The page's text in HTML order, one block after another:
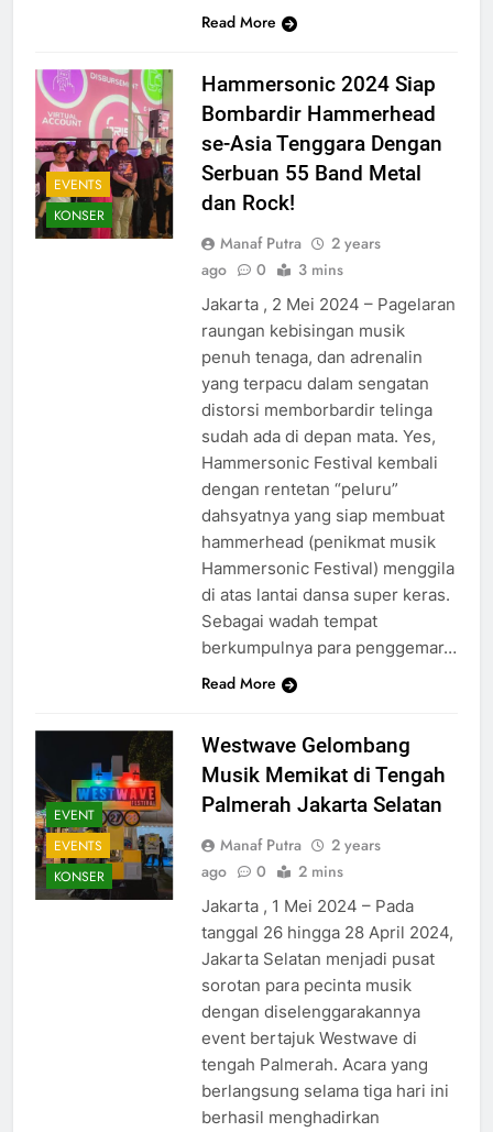
Read More
EVENTS
KONSER
Hammersonic 2024 Siap
Bombardir Hammerhead
se-Asia Tenggara Dengan
Serbuan 55 Band Metal
dan Rock!
Manaf Putra
2 years
ago
0 3 mins
Jakarta , 2 Mei 2024 – Pagelaran
raungan kebisingan musik
penuh tenaga, dan adrenalin
yang terpacu dalam sengatan
distorsi memborbardir telinga
sudah ada di depan mata. Yes,
Hammersonic Festival kembali
dengan rentetan “peluru”
dahsyatnya yang siap membuat
hammerhead (penikmat musik
Hammersonic Festival) menggila
di atas lantai dansa super keras.
Sebagai wadah tempat
berkumpulnya para penggemar…
Read More
EVENT
EVENTS
KONSER
Westwave Gelombang
Musik Memikat di Tengah
Palmerah Jakarta Selatan
Manaf Putra
2 years
ago
0 2 mins
Jakarta , 1 Mei 2024 – Pada
tanggal 26 hingga 28 April 2024,
Jakarta Selatan menjadi pusat
sorotan para pecinta musik
dengan diselenggarakannya
event bertajuk Westwave di
tengah Palmerah. Acara yang
berlangsung selama tiga hari ini
berhasil menghadirkan